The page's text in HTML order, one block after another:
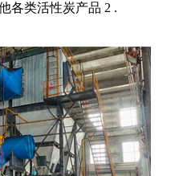
各类活性炭产品 2 .